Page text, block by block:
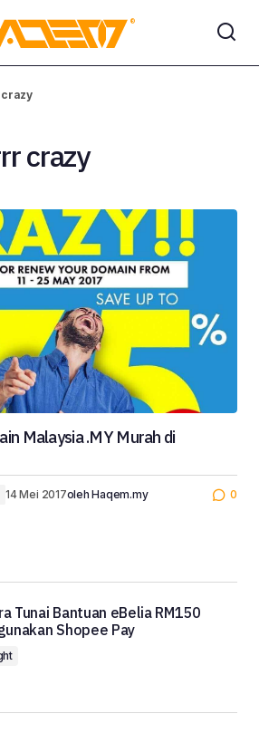
crazy
Malaysia .MY Murah di
14 Mei 2017oleh Haqem.my 0
Tunai Bantuan eBelia RM150
Shopee Pay